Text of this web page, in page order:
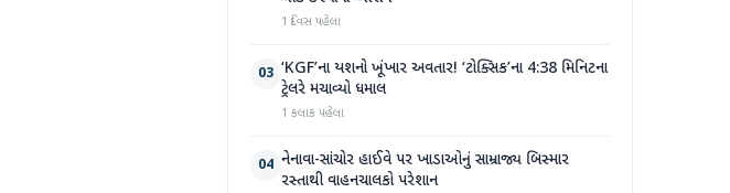
1 દિવસ પહેલા
03 ‘KGF’ના યશનો ખૂંખાર અવતાર! ‘ટોક્સિક’ના 4:38 મિનિટના
ટ્રેલરે મચાવ્યો ધમાલ
1 કલાક પહેલા
04 નેનાવા-સાંચોર હાઈવે પર ખાડાઓનું સામ્રાજ્ય બિસ્માર
રસ્તાથી વાહનચાલકો પરેશાન